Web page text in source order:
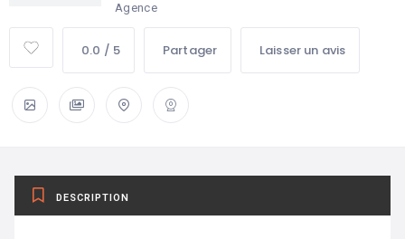
Agence
0.0 / 5 Partager Laisser un avis
DESCRIPTION